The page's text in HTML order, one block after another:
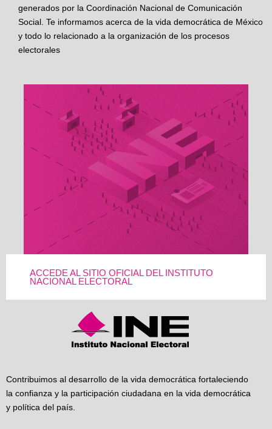
generados por la Coordinación Nacional de Comunicación
Social. Te informamos acerca de la vida democrática de México
y todo lo relacionado a la organización de los procesos
electorales
ACCEDE AL SITIO OFICIAL DEL INSTITUTO
NACIONAL ELECTORAL
Contribuimos al desarrollo de la vida democrática fortaleciendo
la confianza y la participación ciudadana en la vida democrática
y política del país.